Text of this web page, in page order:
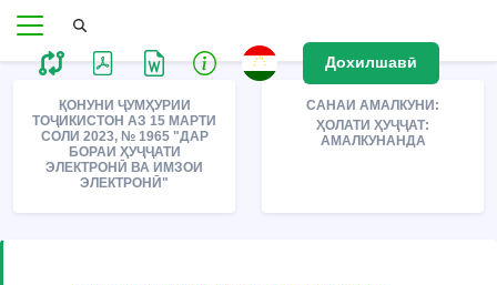
Дохилшавӣ
ҚОНУНИ ҶУМҲУРИИ
ТОҶИКИСТОН АЗ 15 МАРТИ
СОЛИ 2023, № 1965 "ДАР
БОРАИ ҲУҶҶАТИ
ЭЛЕКТРОНӢ ВА ИМЗОИ
ЭЛЕКТРОНӢ"
САНАИ АМАЛКУНИ:
ҲОЛАТИ ҲУҶҶАТ:
АМАЛКУНАНДА